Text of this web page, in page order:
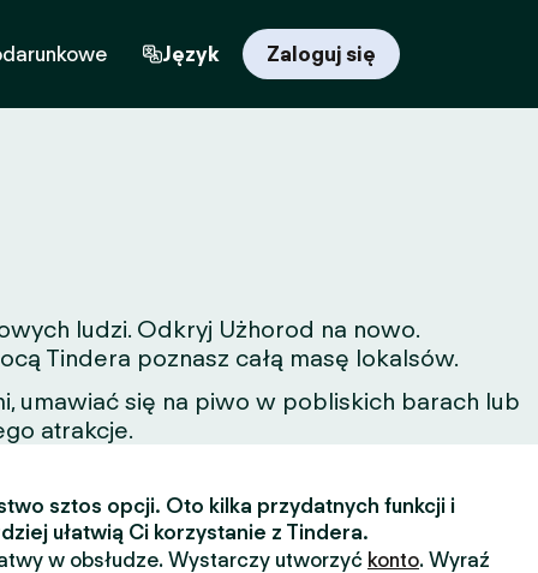
Język Zaloguj się
ludzi. Odkryj Użhorod na nowo.
Tindera poznasz całą masę lokalsów.
umawiać się na piwo w pobliskich barach lub
atrakcje.
sztos opcji. Oto kilka przydatnych funkcji i
ułatwią Ci korzystanie z Tindera.
w obsłudze. Wystarczy utworzyć konto. Wyraź